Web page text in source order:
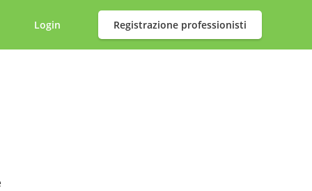
Login Registrazione professionisti